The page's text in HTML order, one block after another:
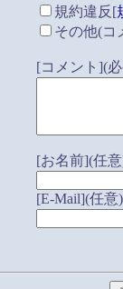
規約違反[
その他(コ
[コメント](
[お名前](任
[E-Mail](任意)